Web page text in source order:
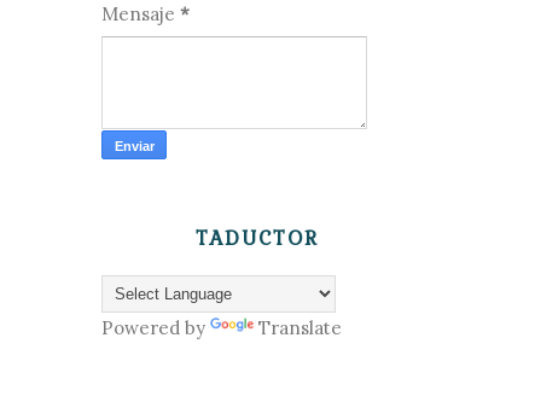
Mensaje *
TADUCTOR
Powered by Translate